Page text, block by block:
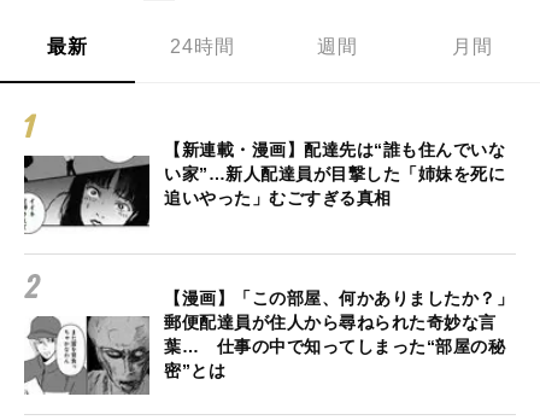
最新 24時間 週間 月間
【新連載・漫画】配達先は“誰も住んでいな
い家”…新人配達員が目撃した「姉妹を死に
追いやった」むごすぎる真相
【漫画】「この部屋、何かありましたか？」
郵便配達員が住人から尋ねられた奇妙な言
葉… 仕事の中で知ってしまった“部屋の秘
密”とは